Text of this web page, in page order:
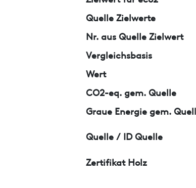
Quelle Zielwerte
Nr. aus Quelle Zielwert
Vergleichsbasis
Wert
CO2-eq. gem. Quelle
Graue Energie gem.
Quelle / ID Quelle
Zertifikat Holz